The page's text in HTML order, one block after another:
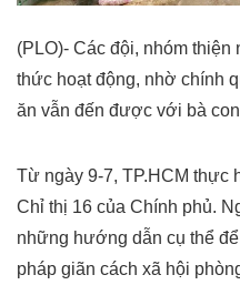
(PLO)- Các đội, nhóm
thức hoạt động, nhờ chính
ăn vẫn đến được với bà
Từ ngày 9-7, TP.HCM thực
Chỉ thị 16 của Chính phủ.
những hướng dẫn cụ thể
pháp giãn cách xã hội